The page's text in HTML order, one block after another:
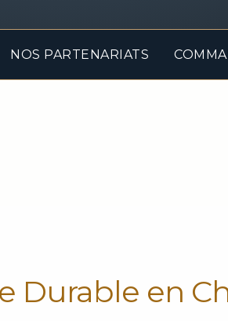
NOS PARTENARIATS
Durable en